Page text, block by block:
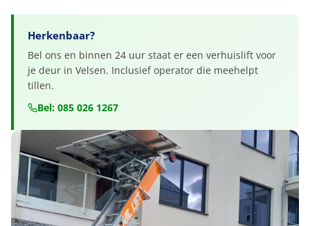
Herkenbaar?
Bel ons en binnen 24 uur staat er een verhuislift voor
je deur in Velsen. Inclusief operator die meehelpt
tillen.
Bel: 085 026 1267